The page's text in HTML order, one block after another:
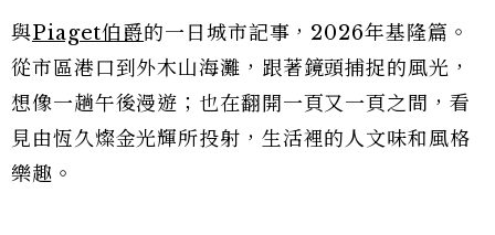
與Piaget伯爵的一日城市記事，2026年基隆篇。
從市區港口到外木山海灘，跟著鏡頭捕捉的風光，
想像一趟午後漫遊；也在翻開一頁又一頁之間，看
見由恆久燦金光輝所投射，生活裡的人文味和風格
樂趣。